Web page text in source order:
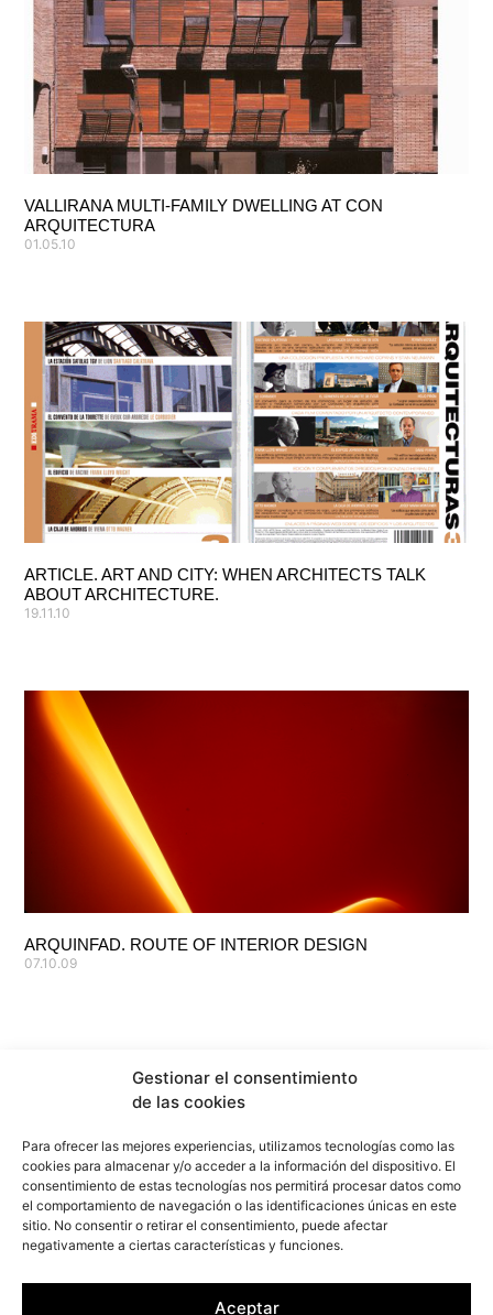
Gestionar el consentimiento
de las cookies
Para ofrecer las mejores experiencias, utilizamos tecnologías como las
cookies para almacenar y/o acceder a la información del dispositivo. El
consentimiento de estas tecnologías nos permitirá procesar datos como
el comportamiento de navegación o las identificaciones únicas en este
sitio. No consentir o retirar el consentimiento, puede afectar
negativamente a ciertas características y funciones.
Aceptar
VALLIRANA MULTI-FAMILY DWELLING AT CON
ARQUITECTURA
01.05.10
ARTICLE. ART AND CITY: WHEN ARCHITECTS TALK
ABOUT ARCHITECTURE.
19.11.10
ARQUINFAD. ROUTE OF INTERIOR DESIGN
07.10.09
info@f2marquitectura.com